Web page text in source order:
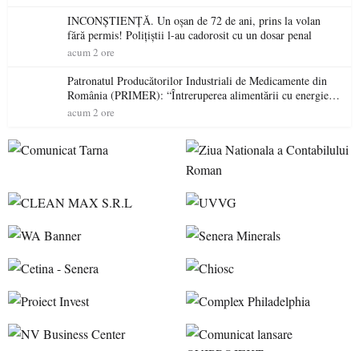
INCONȘTIENȚĂ. Un oșan de 72 de ani, prins la volan
fără permis! Polițiștii l-au cadorosit cu un dosar penal
acum 2 ore
Patronatul Producătorilor Industriali de Medicamente din
România (PRIMER): “Întreruperea alimentării cu energie
electrică a fabricilor de medicamente va pune în pericol
acum 2 ore